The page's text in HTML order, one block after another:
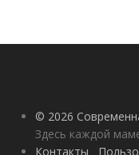
© 2026
Здесь каждой
Контакты